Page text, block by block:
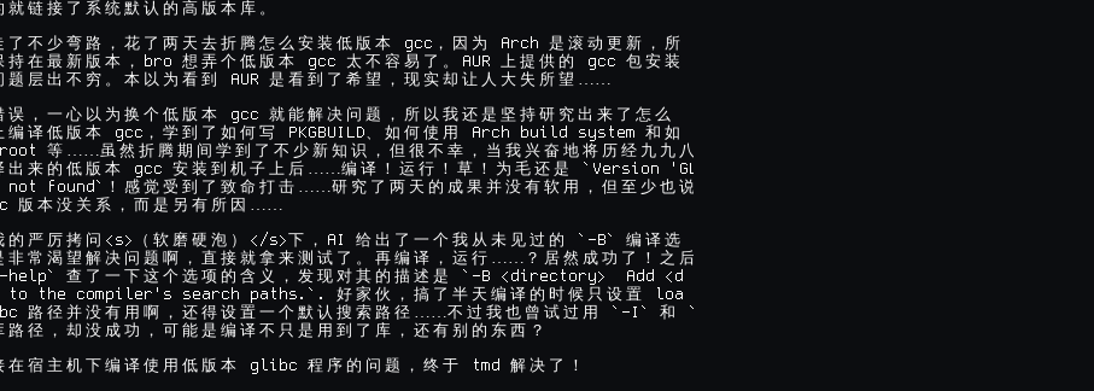
就 链 接 了 系 统 默 认 的 高 版 本 库 。
了 不 少 弯 路 ， 花 了 两 天 去 折 腾 怎 么 安 装 低 版 本 gcc ， 因 为 Arch 是 滚 动 更 新 ，
所
持 在 最 新 版 本 ， bro 想 弄 个 低 版 本 gcc 太 不 容 易 了 。 AUR 上 提 供 的 gcc 包 安 装
题 层 出 不 穷 。 本 以 为 看 到 AUR 是 看 到 了 希 望 ， 现 实 却 让 人 大 失 所 望 ……
误 ， 一 心 以 为 换 个 低 版 本 gcc 就 能 解 决 问 题 ， 所 以 我 还 是 坚 持 研 究 出 来 了 怎 么
编 译 低 版 本 gcc ， 学 到 了 如 何 写 PKGBUILD、 如 何 使 用 Arch build system 和 如
等 ……虽 然 折 腾 期 间 学 到 了 不 少 新 知 识 ， 但 很 不 幸 ， 当 我 兴 奋 地 将 历 经 九 九 八
出 来 的 低 版 本 gcc 安 装 到 机 子 上 后 ……编 译 ！ 运 行 ！ 草 ！ 为 毛 还 是
`Version 'GL
not found`
！ 感 觉 受 到 了 致 命 打 击 ……研 究 了 两 天 的 成 果 并 没 有 软 用 ， 但 至 少 也 说
版 本 没 关 系 ， 而 是 另 有 所 因 ……
的 严 厉 拷 问 <s> （ 软 磨 硬 泡 ） </s> 下 ， AI 给 出 了 一 个 我 从 未 见 过 的 `-B` 编 译 选
非 常 渴 望 解 决 问 题 啊 ， 直 接 就 拿 来 测 试 了 。 再 编 译 ， 运 行 …… ？ 居 然 成 功 了 ！ 之 后
help` 查 了 一 下 这 个 选 项 的 含 义 ， 发 现 对 其 的 描 述 是
`-B <directory>  Add <d
to the compiler's search paths.`. 好 家 伙 ， 搞 了 半 天 编 译 的 时 候 只 设 置
loa
路 径 并 没 有 用 啊 ， 还 得 设 置 一 个 默 认 搜 索 路 径 ……不 过 我 也 曾 试 过 用 `-I` 和
`
路 径 ， 却 没 成 功 ， 可 能 是 编 译 不 只 是 用 到 了 库 ， 还 有 别 的 东 西 ？
在 宿 主 机 下 编 译 使 用 低 版 本 glibc 程 序 的 问 题 ， 终 于 tmd 解 决 了 ！